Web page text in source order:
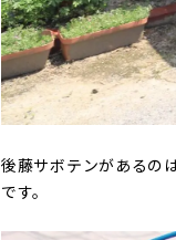
後藤サボテンがあるの
です。